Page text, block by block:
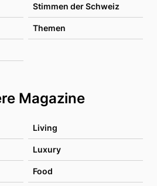
Stimmen der Schweiz
Themen
Magazine
Living
Luxury
Food